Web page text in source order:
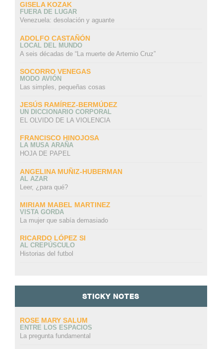
GISELA KOZAK
FUERA DE LUGAR
Venezuela: desolación y aguante
ADOLFO CASTAÑÓN
LOCAL DEL MUNDO
A seis décadas de “La muerte de Artemio Cruz”
SOCORRO VENEGAS
MODO AVIÓN
Las simples, pequeñas cosas
JESÚS RAMÍREZ-BERMÚDEZ
UN DICCIONARIO CORPORAL
EL OLVIDO DE LA VIOLENCIA
FRANCISCO HINOJOSA
LA MUSA ARAÑA
HOJA DE PAPEL
ANGELINA MUÑIZ-HUBERMAN
AL AZAR
Leer, ¿para qué?
MIRIAM MABEL MARTINEZ
VISTA GORDA
La mujer que sabía demasiado
RICARDO LÓPEZ SI
AL CREPÚSCULO
Historias del futbol
STICKY NOTES
ROSE MARY SALUM
ENTRE LOS ESPACIOS
La pregunta fundamental